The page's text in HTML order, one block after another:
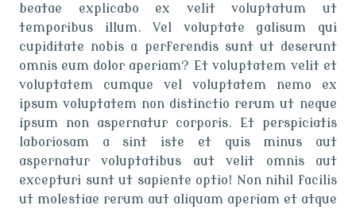
beatae explicabo ex velit voluptatum ut
temporibus illum. Vel voluptate galisum qui
cupiditate nobis a perferendis sunt ut deserunt
omnis eum dolor aperiam? Et voluptatem velit et
voluptatem cumque vel voluptatem nemo ex
ipsum voluptatem non distinctio rerum ut neque
ipsum non aspernatur corporis. Et perspiciatis
laboriosam a sint iste et quis minus aut
aspernatur voluptatibus aut velit omnis aut
excepturi sunt ut sapiente optio! Non nihil facilis
ut molestiae rerum aut aliquam aperiam et atque